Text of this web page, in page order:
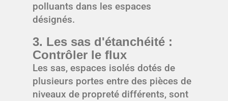
polluants dans les espaces
désignés.
3. Les sas d'étanchéité :
Contrôler le flux
Les sas, espaces isolés dotés de
plusieurs portes entre des pièces de
niveaux de propreté différents, sont